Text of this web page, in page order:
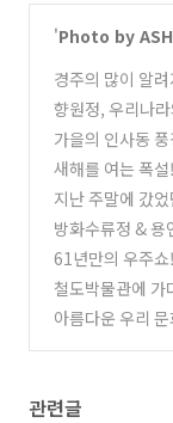
'Photo by ASH
경주의 많이 알
향원정, 우리나
가을의 인사동
새해를 여는 폭
지난 주말에 갔
다.) (19)
방화수류정 & 용
61년만의 우주
일식..
(67)
철도박물관에 가
아름다운 우리
관련글